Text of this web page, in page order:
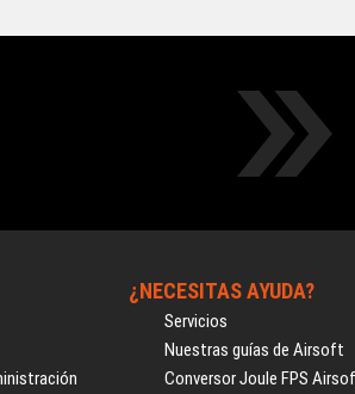
¿NECESITAS AYUDA?
Servicios
Nuestras guías de Airsoft
Conversor Joule FPS